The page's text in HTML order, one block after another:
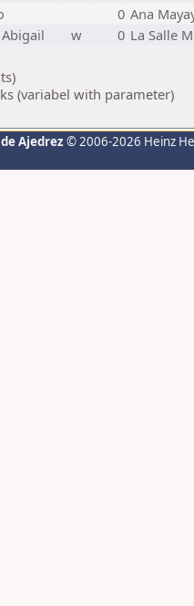
0 Ana
w 0 La Salle
(variabel with parameter)
Ajedrez © 2006-2026 Heinz